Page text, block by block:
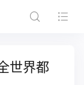
世界都